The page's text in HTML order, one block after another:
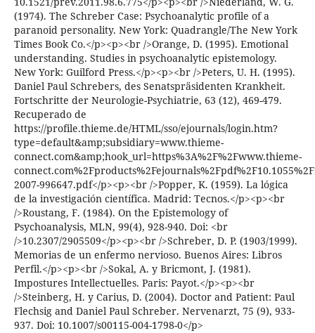
(1974). The Schreber Case: Psychoanalytic profile of a
paranoid personality. New York: Quadrangle/The New York
Times Book Co.</p><p><br />Orange, D. (1995). Emotional
understanding. Studies in psychoanalytic epistemology.
New York: Guilford Press.</p><p><br />Peters, U. H. (1995).
Daniel Paul Schrebers, des Senatspräsidenten Krankheit.
Fortschritte der Neurologie-Psychiatrie, 63 (12), 469-479.
Recuperado de
https://profile.thieme.de/HTML/sso/ejournals/login.htm?
type=default&amp;subsidiary=www.thieme-
connect.com&amp;hook_url=https%3A%2F%2Fwww.thieme-
2007-996647.pdf</p><p><br />Popper, K. (1959). La lógica
de la investigación científica. Madrid: Tecnos.</p><p><br
/>Roustang, F. (1984). On the Epistemology of
Psychoanalysis, MLN, 99(4), 928-940. Doi: <br
/>10.2307/2905509</p><p><br />Schreber, D. P. (1903/1999).
Memorias de un enfermo nervioso. Buenos Aires: Libros
Perfil.</p><p><br />Sokal, A. y Bricmont, J. (1981).
Impostures Intellectuelles. Paris: Payot.</p><p><br
/>Steinberg, H. y Carius, D. (2004). Doctor and Patient: Paul
Flechsig and Daniel Paul Schreber. Nervenarzt, 75 (9), 933-
937. Doi: 10.1007/s00115-004-1798-0</p>